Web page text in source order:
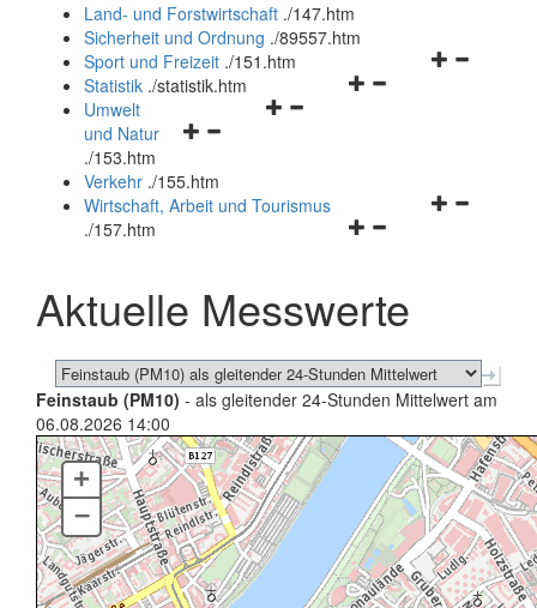
und
schließen
Land- und Forstwirtschaft ./147.htm
Sicherheit und Ordnung ./89557.htm
Navigationsmenü
Sport und Freizeit ./151.htm
Navigationsmenü
Statistik ./statistik.htm
Navigationsmenü
und
schließen
Umwelt
und Natur
./153.htm
Verkehr ./155.htm
Navigationsmenü
schließen
Wirtschaft, Arbeit und Tourismus
./157.htm
Aktuelle Messwerte
Feinstaub (PM10) - als gleitender 24-Stunden Mittelwert am
06.08.2026 14:00
+
–